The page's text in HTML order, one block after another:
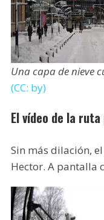
Una capa de nieve
(CC: by)
El vídeo de la
Sin más dilación,
Hector. A pantalla